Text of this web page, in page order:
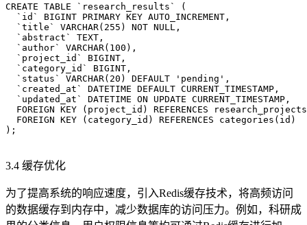
CREATE TABLE `research_results` (
  `id` BIGINT PRIMARY KEY AUTO_INCREMENT,
  `title` VARCHAR(255) NOT NULL,
  `abstract` TEXT,
  `author` VARCHAR(100),
  `project_id` BIGINT,
  `category_id` BIGINT,
  `status` VARCHAR(20) DEFAULT 'pending',
  `created_at` DATETIME DEFAULT CURRENT_TIMESTAMP,
  `updated_at` DATETIME ON UPDATE CURRENT_TIMESTAMP,
FOREIGN KEY (project_id) REFERENCES
  FOREIGN KEY (category_id) REFERENCES categories(id)
);
3.4 缓存优化
为了提高系统的响应速度，引入Redis缓存技术，将高频访问
的数据缓存到内存中，减少数据库的访问压力。例如，科研成